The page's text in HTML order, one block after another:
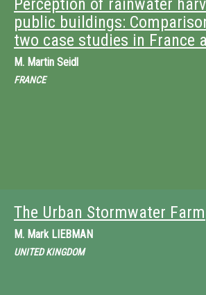
Perception of rainwater
public buildings:
two case studies in France
M. Martin Seidl
FRANCE
The Urban Stormwater Farm
M. Mark LIEBMAN
UNITED KINGDOM